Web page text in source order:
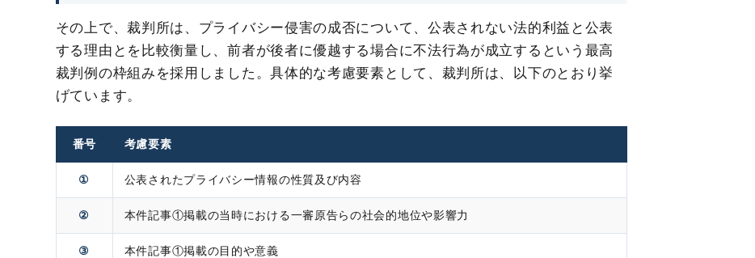
その上で、裁判所は、プライバシー侵害の成否について、公表されない法的利益と公表
する理由とを比較衡量し、前者が後者に優越する場合に不法行為が成立するという最高
裁判例の枠組みを採用しました。具体的な考慮要素として、裁判所は、以下のとおり挙
げています。
番号 考慮要素
① 公表されたプライバシー情報の性質及び内容
② 本件記事①掲載の当時における一審原告らの社会的地位や影響力
③ 本件記事①掲載の目的や意義